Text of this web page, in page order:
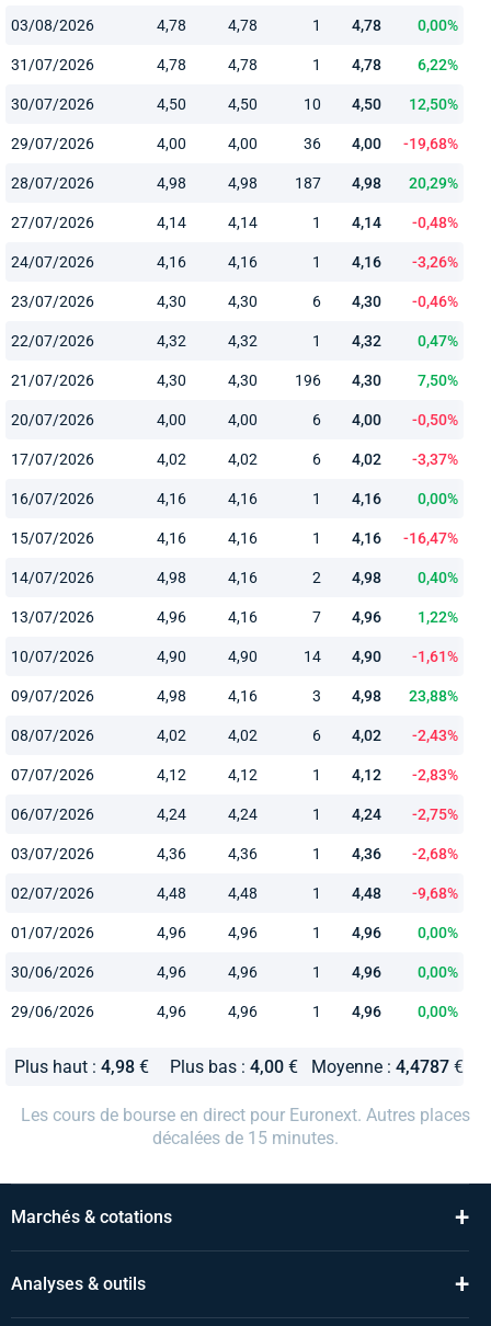
03/08/2026 4,78 4,78 1 4,78 0,00%
31/07/2026 4,78 4,78 1 4,78 6,22%
30/07/2026 4,50 4,50 10 4,50 12,50%
29/07/2026 4,00 4,00 36 4,00 -19,68%
28/07/2026 4,98 4,98 187 4,98 20,29%
27/07/2026 4,14 4,14 1 4,14 -0,48%
24/07/2026 4,16 4,16 1 4,16 -3,26%
23/07/2026 4,30 4,30 6 4,30 -0,46%
22/07/2026 4,32 4,32 1 4,32 0,47%
21/07/2026 4,30 4,30 196 4,30 7,50%
20/07/2026 4,00 4,00 6 4,00 -0,50%
17/07/2026 4,02 4,02 6 4,02 -3,37%
16/07/2026 4,16 4,16 1 4,16 0,00%
15/07/2026 4,16 4,16 1 4,16 -16,47%
14/07/2026 4,98 4,16 2 4,98 0,40%
13/07/2026 4,96 4,16 7 4,96 1,22%
10/07/2026 4,90 4,90 14 4,90 -1,61%
09/07/2026 4,98 4,16 3 4,98 23,88%
08/07/2026 4,02 4,02 6 4,02 -2,43%
07/07/2026 4,12 4,12 1 4,12 -2,83%
06/07/2026 4,24 4,24 1 4,24 -2,75%
03/07/2026 4,36 4,36 1 4,36 -2,68%
02/07/2026 4,48 4,48 1 4,48 -9,68%
01/07/2026 4,96 4,96 1 4,96 0,00%
30/06/2026 4,96 4,96 1 4,96 0,00%
29/06/2026 4,96 4,96 1 4,96 0,00%
Plus haut :4,98 € Plus bas :4,00 € Moyenne : 4,4787€
Les cours de bourse en direct pour Euronext. Autres places
décalées de 15 minutes.
Marchés & cotations +
Analyses & outils +